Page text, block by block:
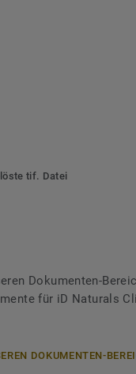
tif. Datei
Dokumenten-
für iD Naturals
DOKUMENTEN-